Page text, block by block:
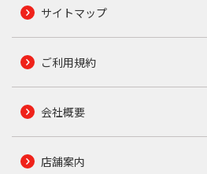
サイトマップ
ご利用規約
会社概要
店舗案内